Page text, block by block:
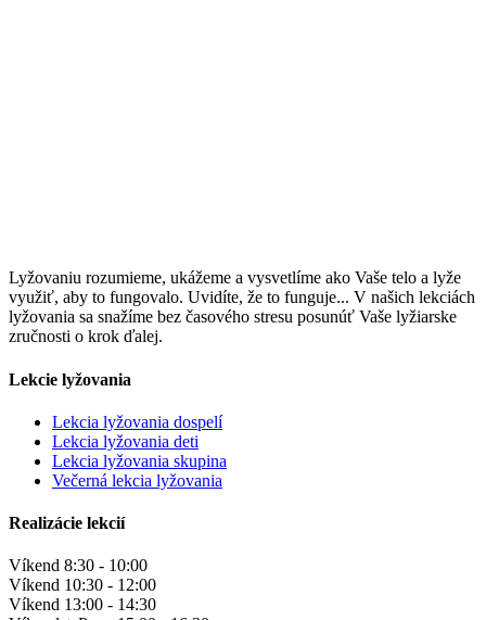
Lyžovaniu rozumieme, ukážeme a vysvetlíme ako Vaše telo a lyže
využiť, aby to fungovalo. Uvidíte, že to funguje... V našich lekciách
lyžovania sa snažíme bez časového stresu posunúť Vaše lyžiarske
zručnosti o krok ďalej.
Lekcie lyžovania
Lekcia lyžovania dospelí
Lekcia lyžovania deti
Lekcia lyžovania skupina
Večerná lekcia lyžovania
Realizácie lekcií
Víkend 8:30 - 10:00
Víkend 10:30 - 12:00
Víkend 13:00 - 14:30